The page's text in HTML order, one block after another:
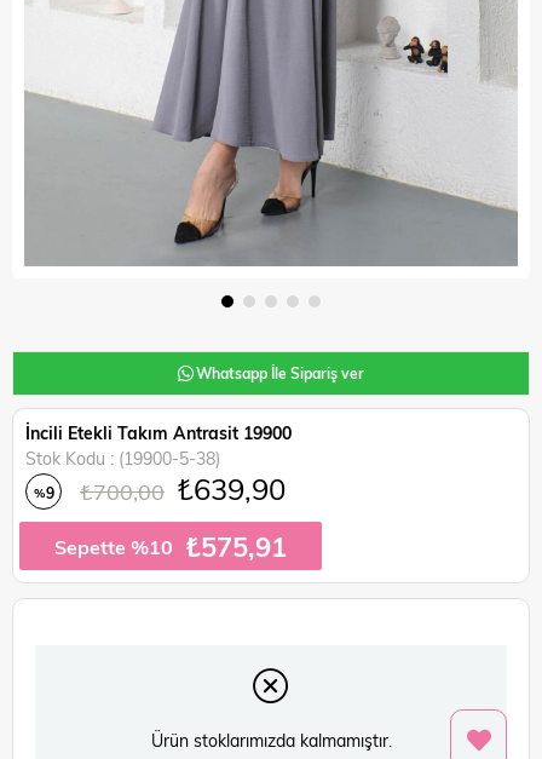
Whatsapp İle Sipariş ver
İncili Etekli Takım Antrasit 19900
Stok Kodu
(19900-5-38)
%9 ₺700,00 ₺639,90
Sepette %10 ₺575,91
Ürün stoklarımızda kalmamıştır.